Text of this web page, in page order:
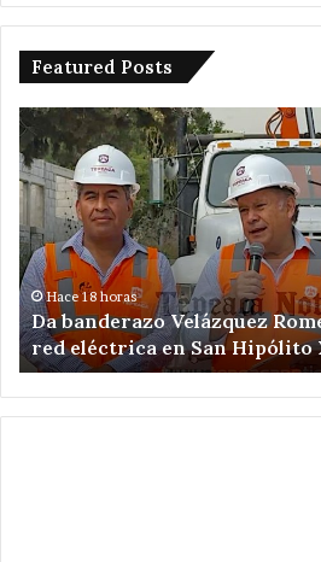
Featured Posts
Da
banderazo
Velázquez
Romero
ampliación
de
red
eléctrica
en
San
Hipólito
Xochiltenango
Hace 18 horas
Da banderazo Velázquez
red eléctrica en San Hipólito